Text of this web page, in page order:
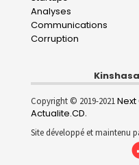
Analyses
Communications
Corruption
Copyright © 2019-2021Next
Actualite.CD.
Site développé et maintenu